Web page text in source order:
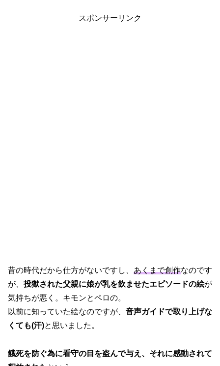
スポンサーリンク
昔の時代だから仕方がないですし、 あくまで創作なのです
が、 投獄された父親に娘が乳を飲ませたエピソードの絵が
気持ちが悪く。キモンとペロの。
以前に知っていた絵なのですが、 音声ガイドで取り上げな
くても(汗)と思いました。
餓死を防ぐ為に看守の目を盗んで与え、それに感動されて